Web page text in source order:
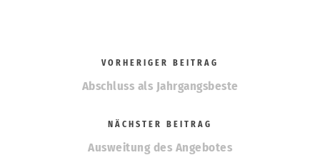
VORHERIGER BEITRAG
Abschluss als Jahrgangsbeste
NÄCHSTER BEITRAG
Ausweitung des Angebotes